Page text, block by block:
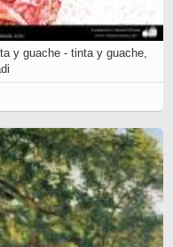
y guache - tinta y guache,